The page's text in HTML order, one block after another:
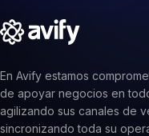
En Avify estamos
de apoyar negocios en
agilizando sus canales de
sincronizando toda su